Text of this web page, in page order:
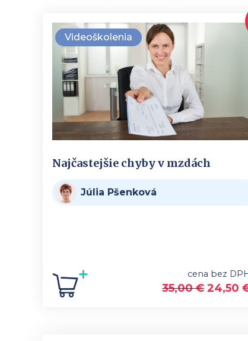
Videoškolenia
Najčastejšie chyby v mzdách
Júlia Pšenková
cena bez
35,00€ 24,50